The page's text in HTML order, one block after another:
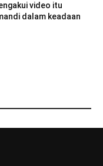
video itu
dalam keadaan